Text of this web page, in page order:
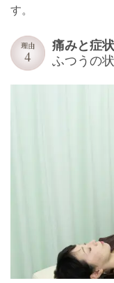
す。
痛みと症
ふつうの